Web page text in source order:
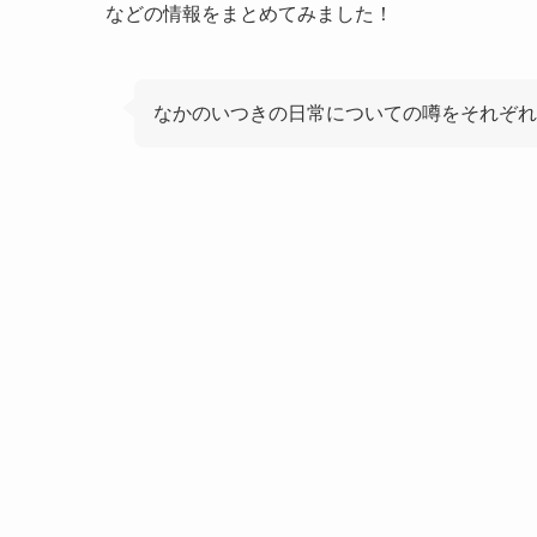
などの情報をまとめてみました！
なかのいつきの日常についての噂をそれぞれ